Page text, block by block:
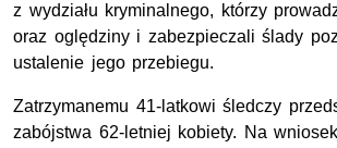
z wydziału kryminalnego, którzy
oraz oględziny i zabezpieczali ślady
ustalenie jego przebiegu.
Zatrzymanemu 41-latkowi śledczy
zabójstwa 62-letniej kobiety. Na